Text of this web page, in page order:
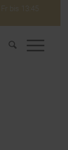
bis 13:45